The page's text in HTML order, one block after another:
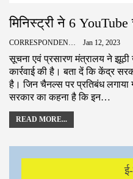
मिनिस्ट्री ने 6
CORRESPONDENCE Jan 12, 2023
सूचना एवं प्रसारण मंत्रालय ने
कार्रवाई की है। बता दें कि केंद्र
है। जिन चैनल्स पर प्रतिबंध
सरकार का कहना है कि इन…
READ MORE...